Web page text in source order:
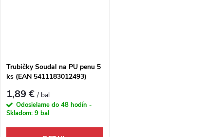
Trubičky Soudal na PU penu 5
ks (EAN 5411183012493)
1,89 €/ bal
Odosielame do 48 hodín -
Skladom: 9 bal